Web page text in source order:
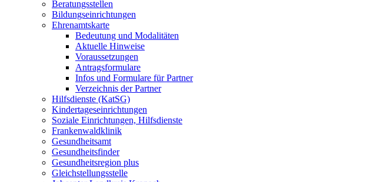
Beratungsstellen
Bildungseinrichtungen
Ehrenamtskarte
Bedeutung und Modalitäten
Aktuelle Hinweise
Voraussetzungen
Antragsformulare
Infos und Formulare für Partner
Verzeichnis der Partner
Hilfsdienste (KatSG)
Kindertageseinrichtungen
Soziale Einrichtungen, Hilfsdienste
Frankenwaldklinik
Gesundheitsamt
Gesundheitsfinder
Gesundheitsregion plus
Gleichstellungsstelle